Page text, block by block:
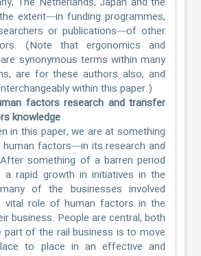
extent—in funding programmes,
or publications—of other
(Note that ergonomics and
synonymous terms within many
are for these authors also, and
within this paper.)
factors research and transfer
knowledge
in this paper, we are at something
factors—in its research and
something of a barren period
a rapid growth in initiatives in the
of the businesses involved
vital role of human factors in the
business. People are central, both
part of the rail business is to move
to place in an effective and